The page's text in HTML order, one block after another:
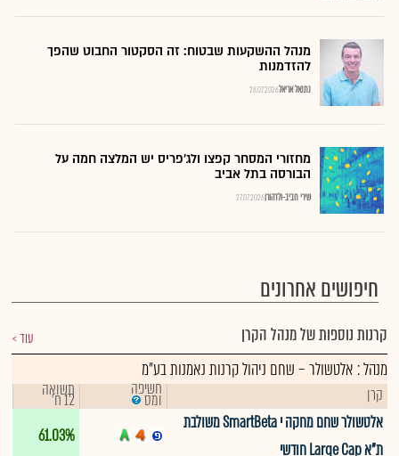
מנהל ההשקעות שבטוח: זה הסקטור החבוט שהפך
להזדמנות
28.07.2026נתנאל אריאל
מחזורי המסחר קפצו ולג'פריס יש המלצה חמה על
הבורסה בתל אביב
27.07.2026שירי חביב-ולדהורן
חיפושים אחרונים
קרנות נוספות של מנהל הקרן עוד
מנהל : אלטשולר – שחם ניהול קרנות נאמנות בע"מ
קרן חשיפה
ומס תשואה
12 ח'
אלטשולר שחם מחקה י SmartBeta משולבת
ת"א Large Cap חודשי
61.03%